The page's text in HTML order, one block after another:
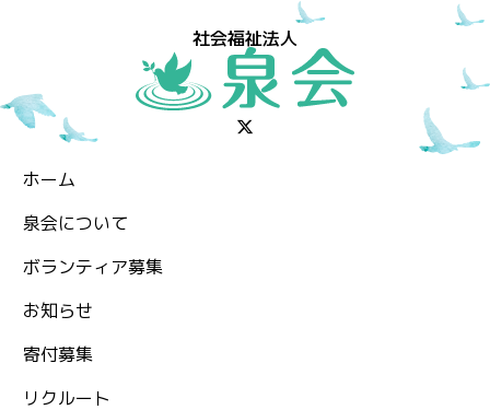
社会福祉法人
ホーム
泉会について
ボランティア募集
お知らせ
⁨寄付募集
リクルート